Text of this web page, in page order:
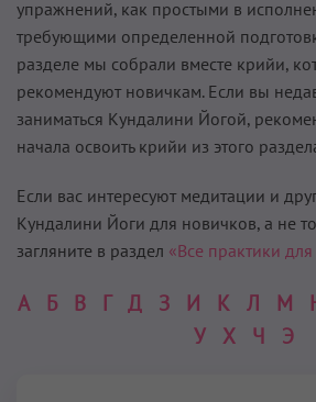
упражнений, как простыми в
требующими определенной
разделе мы собрали вместе крийи,
рекомендуют новичкам. Если вы
заниматься Кундалини Йогой,
начала освоить крийи из этого
Если вас интересуют медитации и
Кундалини Йоги для новичков, а не
загляните в раздел «Все практики
А Б В Г Д З И К Л М
У Х Ч Э